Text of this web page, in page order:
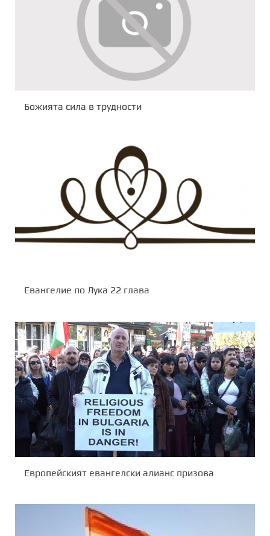
Божията сила в трудности
Евангелие по Лука 22 глава
Европейският евангелски алианс призова